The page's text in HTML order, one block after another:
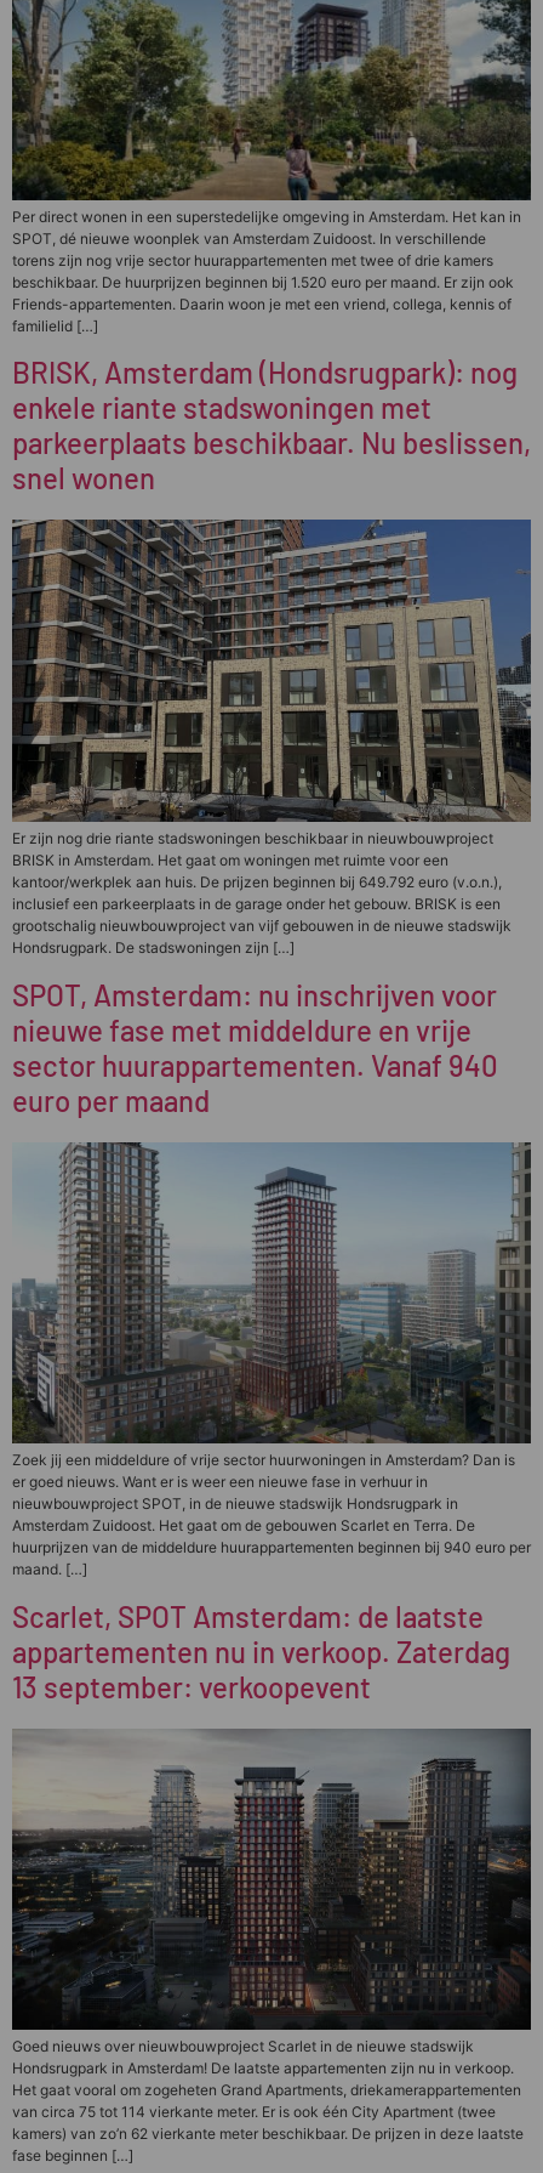
Per direct wonen in een superstedelijke omgeving in Amsterdam. Het kan in
SPOT, dé nieuwe woonplek van Amsterdam Zuidoost. In verschillende
torens zijn nog vrije sector huurappartementen met twee of drie kamers
beschikbaar. De huurprijzen beginnen bij 1.520 euro per maand. Er zijn ook
Friends-appartementen. Daarin woon je met een vriend, collega, kennis of
familielid […]
BRISK, Amsterdam (Hondsrugpark): nog
enkele riante stadswoningen met
parkeerplaats beschikbaar. Nu beslissen,
snel wonen
Er zijn nog drie riante stadswoningen beschikbaar in nieuwbouwproject
BRISK in Amsterdam. Het gaat om woningen met ruimte voor een
kantoor/werkplek aan huis. De prijzen beginnen bij 649.792 euro (v.o.n.),
inclusief een parkeerplaats in de garage onder het gebouw. BRISK is een
grootschalig nieuwbouwproject van vijf gebouwen in de nieuwe stadswijk
Hondsrugpark. De stadswoningen zijn […]
SPOT, Amsterdam: nu inschrijven voor
nieuwe fase met middeldure en vrije
sector huurappartementen. Vanaf 940
euro per maand
Zoek jij een middeldure of vrije sector huurwoningen in Amsterdam? Dan is
er goed nieuws. Want er is weer een nieuwe fase in verhuur in
nieuwbouwproject SPOT, in de nieuwe stadswijk Hondsrugpark in
Amsterdam Zuidoost. Het gaat om de gebouwen Scarlet en Terra. De
huurprijzen van de middeldure huurappartementen beginnen bij 940 euro per
maand. […]
Scarlet, SPOT Amsterdam: de laatste
appartementen nu in verkoop. Zaterdag
13 september: verkoopevent
Goed nieuws over nieuwbouwproject Scarlet in de nieuwe stadswijk
Hondsrugpark in Amsterdam! De laatste appartementen zijn nu in verkoop.
Het gaat vooral om zogeheten Grand Apartments, driekamerappartementen
van circa 75 tot 114 vierkante meter. Er is ook één City Apartment (twee
kamers) van zo’n 62 vierkante meter beschikbaar. De prijzen in deze laatste
fase beginnen […]